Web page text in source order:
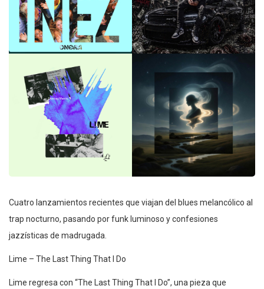
Cuatro lanzamientos recientes que viajan del blues melancólico al
trap nocturno, pasando por funk luminoso y confesiones
jazzísticas de madrugada.
Lime – The Last Thing That I Do
Lime regresa con “The Last Thing That I Do”, una pieza que